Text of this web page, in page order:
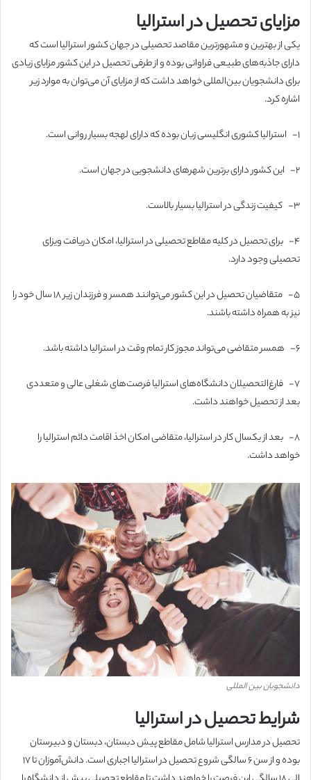
مزایای تحصیل در استرالیا
یکی از بهترین و مشهورترین مقاصد تحصیلی در جهان کشور استرالیا است که
دارای جاذبه‌های طبیعی فراوانی بوده و از طرفی تحصیل در این کشور مزایای زیادی
برای دانشجویان بین‌المللی خواهد داشت که از مزایای آن می‌توان به موارد زیر
اشاره کرد.
۱- استرالیا کشوری انگلیسی زبان بوده که دارای لهجه بسیار روانی است.
۲- این کشور دارای برترین شهرهای دانشجویی در جهان است.
۳- کیفیت زندگی در استرالیا بسیار بالاست.
۴-
برای تحصیل در کلیه مقاطع تحصیلی در استرالیا، امکان دریافت ویزای
تحصیلی وجود دارد.
۵-
متقاضیان تحصیل در این کشور می‌توانند همسر و فرزندان زیر ۱۸ سال خود را
نیز به همراه داشته باشند.
۶- همسر متقاضی می‌تواند مجوز کار تمام وقت در استرالیا داشته باشد.
۷-
فارغ‌التحصیلان دانشگاه‌های استرالیا فرصت‌های شغلی عالی و متعددی
بعد از تحصیل خواهند داشت.
۸-
بعد از یکسال کار در استرالیا، متقاضی امکان اخذ اقامت دائم استرالیا را
خواهد داشت.
دانشجویان بین المللی
شرایط تحصیل در استرالیا
تحصیل در مدارس استرالیا شامل مقاطع پیش دبستان، دبستان و دبیرستان
بوده و از سن ۶ سالگی شروع تحصیل در استرالیا اجباری است. دانش‌آموزان تا ۱۷